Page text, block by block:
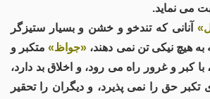
می نماید.
آنانی که تندخو و خشن و بسیار ستیزگر
هیچ نیکی تن نمی دهند، «جواظ»متکبر و
کبر و غرور راه می رود، و اخلاق بد دارد،
تکبر حق را نمی پذیرد، و دیگران را تحقیر